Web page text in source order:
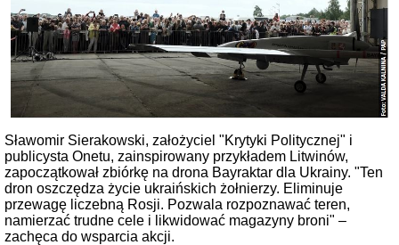
Sławomir Sierakowski, założyciel "Krytyki Politycznej" i
publicysta Onetu, zainspirowany przykładem Litwinów,
zapoczątkował zbiórkę na drona Bayraktar dla Ukrainy. "Ten
dron oszczędza życie ukraińskich żołnierzy. Eliminuje
przewagę liczebną Rosji. Pozwala rozpoznawać teren,
namierzać trudne cele i likwidować magazyny broni" –
zachęca do wsparcia akcji.